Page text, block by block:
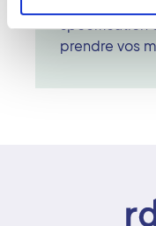
spécification
prendre vos